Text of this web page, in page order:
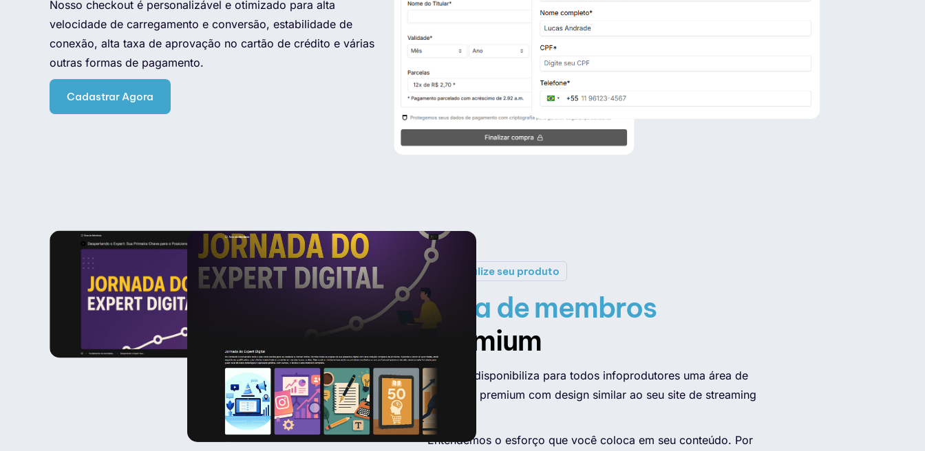
Nosso checkout é personalizável e otimizado para alta
velocidade de carregamento e conversão, estabilidade de
conexão, alta taxa de aprovação no cartão de crédito e várias
outras formas de pagamento.
Cadastrar Agora
Personalize seu produto
Área de membros
Premium
A 4Selet disponibiliza para todos infoprodutores uma área de
membros premium com design similar ao seu site de streaming
favorito.
Entendemos o esforço que você coloca em seu conteúdo. Por